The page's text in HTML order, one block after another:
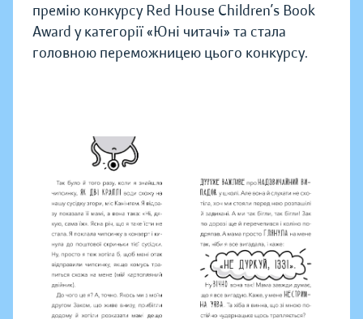
премію конкурсу Red House Children’s Book
Award у категорії «Юні читачі» та стала
головною переможницею цього конкурсу.